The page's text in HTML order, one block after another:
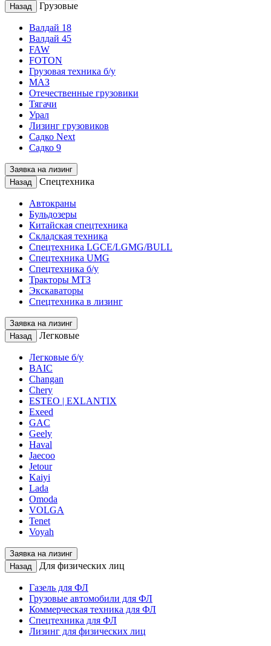
Назад
Грузовые
Валдай 18
Валдай 45
FAW
FOTON
Грузовая техника б/у
МАЗ
Отечественные грузовики
Тягачи
Урал
Лизинг грузовиков
Садко Next
Садко 9
Заявка на лизинг
Назад
Спецтехника
Автокраны
Бульдозеры
Китайская спецтехника
Складская техника
Спецтехника LGCE/LGMG/BULL
Спецтехника UMG
Спецтехника б/у
Тракторы МТЗ
Экскаваторы
Спецтехника в лизинг
Заявка на лизинг
Назад
Легковые
Легковые б/у
BAIC
Changan
Chery
ESTEO | EXLANTIX
Exeed
GAC
Geely
Haval
Jaecoo
Jetour
Kaiyi
Lada
Omoda
VOLGA
Tenet
Voyah
Заявка на лизинг
Назад
Для физических лиц
Газель для ФЛ
Грузовые автомобили для ФЛ
Коммерческая техника для ФЛ
Спецтехника для ФЛ
Лизинг для физических лиц